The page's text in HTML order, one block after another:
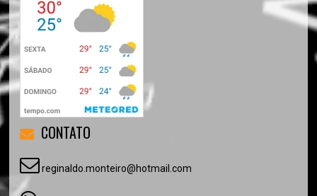
CONTATO
reginaldo.monteiro@hotmail.com